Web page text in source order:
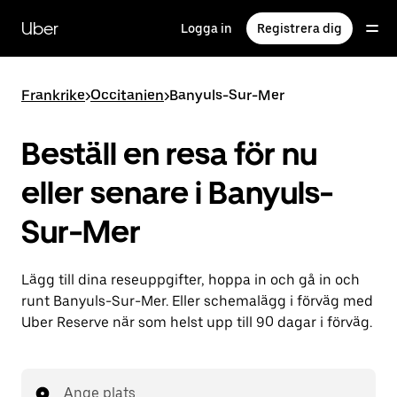
huvudinnehållet
Uber Logga in Registrera dig
Frankrike>Occitanien>Banyuls-Sur-Mer
Beställ en resa för nu
eller senare i Banyuls-
Sur-Mer
Lägg till dina reseuppgifter, hoppa in och gå in och
runt Banyuls-Sur-Mer. Eller schemalägg i förväg med
Uber Reserve när som helst upp till 90 dagar i förväg.
Ange plats